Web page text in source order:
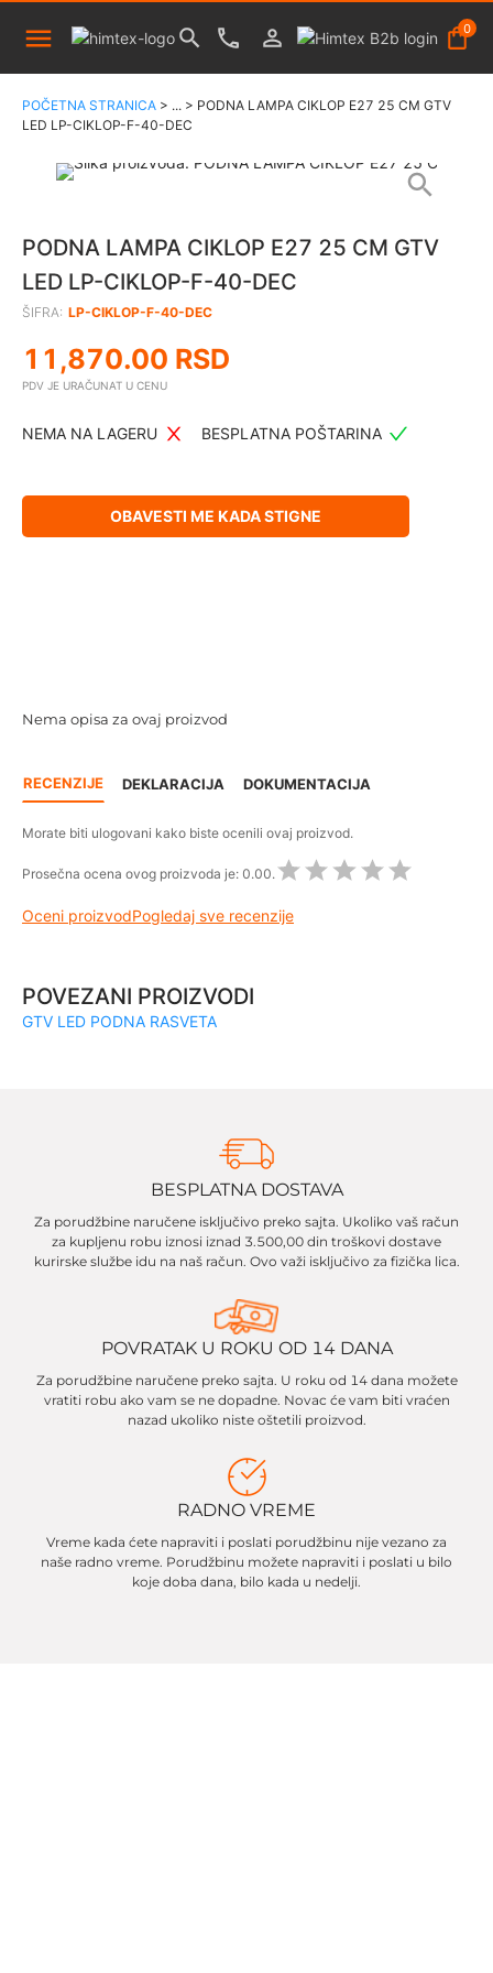
0
POČETNA STRANICA > ... > PODNA LAMPA CIKLOP E27 25 CM GTV
LED LP-CIKLOP-F-40-DEC
PODNA LAMPA CIKLOP E27 25 CM GTV
LED LP-CIKLOP-F-40-DEC
ŠIFRA: LP-CIKLOP-F-40-DEC
11,870.00 RSD
PDV JE URAČUNAT U CENU
NEMA NA LAGERU BESPLATNA POŠTARINA
OBAVESTI ME KADA STIGNE
Nema opisa za ovaj proizvod
RECENZIJE DEKLARACIJA DOKUMENTACIJA
Morate biti ulogovani kako biste ocenili ovaj proizvod.
Prosečna ocena ovog proizvoda je: 0.00.
Oceni proizvodPogledaj sve recenzije
POVEZANI PROIZVODI
GTV LED PODNA RASVETA
BESPLATNA DOSTAVA
Za porudžbine naručene isključivo preko sajta. Ukoliko vaš račun
za kupljenu robu iznosi iznad 3.500,00 din troškovi dostave
kurirske službe idu na naš račun. Ovo važi isključivo za fizička lica.
POVRATAK U ROKU OD 14 DANA
Za porudžbine naručene preko sajta. U roku od 14 dana možete
vratiti robu ako vam se ne dopadne. Novac će vam biti vraćen
nazad ukoliko niste oštetili proizvod.
RADNO VREME
Vreme kada ćete napraviti i poslati porudžbinu nije vezano za
naše radno vreme. Porudžbinu možete napraviti i poslati u bilo
koje doba dana, bilo kada u nedelji.